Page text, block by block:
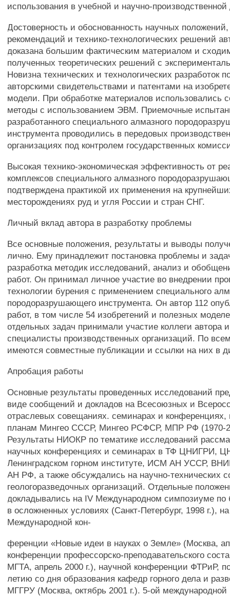
использования в учебной и научно-производственной
Достоверность и обоснованность научных
рекомендаций и технико-технологических решений
доказана большим фактическим материалом и
полученных теоретических решений с
Новизна технических и технологических разработок
авторскими свидетельствами и патентами на
модели. При обработке материалов использовались
методы с использованием ЭВМ. Приемочные
разработанного специального алмазного
инструмента проводились в передовых
организациях под контролем государственных
Высокая технико-экономическая эффективность от
комплексов специального алмазного
подтверждена практикой их применения на
месторождениях руд и угля России и стран СНГ.
Личный вклад автора в разработку проблемы
Все основные положения, результаты и выводы
лично. Ему принадлежит постановка проблемы и
разработка методик исследований, анализ и
работ. Он принимал личное участие во внедрении
технологии бурения с применением специального
породоразрушающего инструмента. Он автор 112
работ, в том числе 54 изобретений и полезных
отдельных задач принимали участие коллеги автора
специалисты производственных организаций. По
имеются совместные публикации и ссылки на них в
Апробация работы
Основные результаты проведенных исследований
виде сообщений и докладов на Всесоюзных и
отраслевых совещаниях. семинарах и
планам Мингео СССР, Мингео РСФСР, МПР РФ (1970-
Результаты НИОКР по тематике исследований
научных конференциях и семинарах в ТФ ЦНИГРИ,
Ленинградском горном институте, ИСМ АН УССР,
АН РФ, а также обсуждались на научно-технических
геологоразведочных организаций. Отдельные
докладывались на IV Международном симпозиуме по
в осложненных условиях (Санкт-Петербург, 1998 г.),
Международной кон-
ференции «Новые идеи в науках о Земле» (Москва,
конференции профессорско-преподавательского
МГТА, апрель 2000 г.), научной конференции ФТРиР,
летию со дня образования кафедр горного дела и
МГГРУ (Москва, октябрь 2001 г.). 5-ой